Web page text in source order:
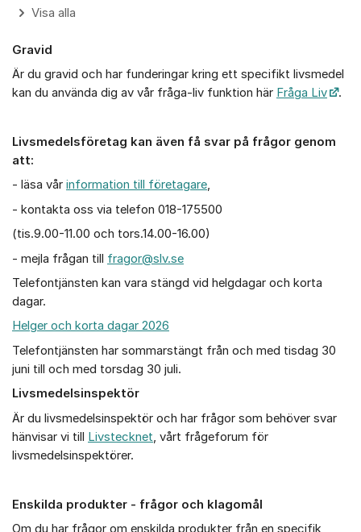
Visa alla
Gravid
Är du gravid och har funderingar kring ett specifikt livsmedel
kan du använda dig av vår fråga-liv funktion här Fråga Liv .
Livsmedelsföretag kan även få svar på frågor genom
att:
- läsa vår information till företagare,
- kontakta oss via telefon 018-175500
(tis.9.00-11.00 och tors.14.00-16.00)
- mejla frågan till fragor@slv.se
Telefontjänsten kan vara stängd vid helgdagar och korta
dagar.
Helger och korta dagar 2026
Telefontjänsten har sommarstängt från och med tisdag 30
juni till och med torsdag 30 juli.
Livsmedelsinspektör
Är du livsmedelsinspektör och har frågor som behöver svar
hänvisar vi till Livstecknet, vårt frågeforum för
livsmedelsinspektörer.
Enskilda produkter - frågor och klagomål
Om du har frågor om enskilda produkter från en specifik